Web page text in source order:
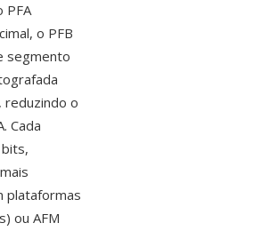
PFA
o PFB
segmento
reduzindo o
Cada
plataformas
ou AFM